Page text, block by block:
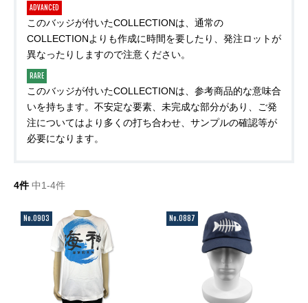
ADVANCED
このバッジが付いたCOLLECTIONは、通常の
COLLECTIONよりも作成に時間を要したり、発注ロットが
異なったりしますので注意ください。
RARE
このバッジが付いたCOLLECTIONは、参考商品的な意味合
いを持ちます。不安定な要素、未完成な部分があり、ご発
注についてはより多くの打ち合わせ、サンプルの確認等が
必要になります。
4件 中1-4件
No.0903 No.0887